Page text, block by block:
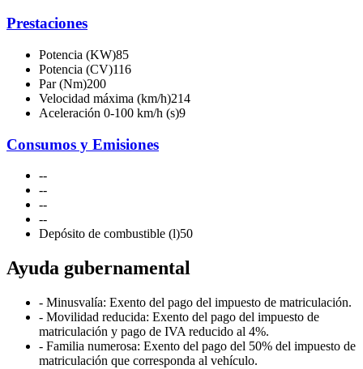
Prestaciones
Potencia (KW)85
Potencia (CV)116
Par (Nm)200
Velocidad máxima (km/h)214
Aceleración 0-100 km/h (s)9
Consumos y Emisiones
--
--
--
--
Depósito de combustible (l)50
Ayuda gubernamental
- Minusvalía: Exento del pago del impuesto de matriculación.
- Movilidad reducida: Exento del pago del impuesto de
matriculación y pago de IVA reducido al 4%.
- Familia numerosa: Exento del pago del 50% del impuesto de
matriculación que corresponda al vehículo.